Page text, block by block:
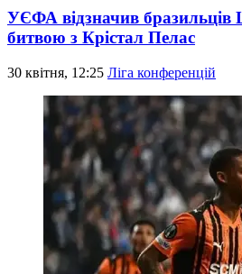
УЄФА відзначив бразильців
битвою з Крістал Пелас
30 квітня, 12:25 Ліга конференцій